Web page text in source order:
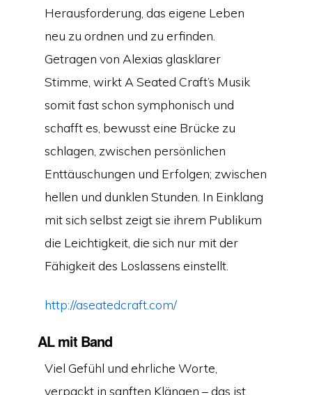
Herausforderung, das eigene Leben
neu zu ordnen und zu erfinden.
Getragen von Alexias glasklarer
Stimme, wirkt A Seated Craft’s Musik
somit fast schon symphonisch und
schafft es, bewusst eine Brücke zu
schlagen, zwischen persönlichen
Enttäuschungen und Erfolgen; zwischen
hellen und dunklen Stunden. In Einklang
mit sich selbst zeigt sie ihrem Publikum
die Leichtigkeit, die sich nur mit der
Fähigkeit des Loslassens einstellt.
http://aseatedcraft.com/
AL​ mit Band
Viel Gefühl und ehrliche Worte,
verpackt in sanften Klängen – das ist